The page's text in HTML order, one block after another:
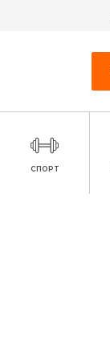
СПОРТ